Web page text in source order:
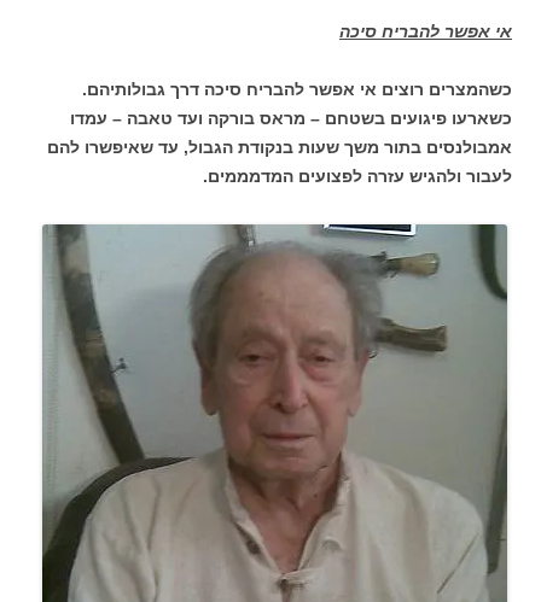
אי אפשר להבריח סיכה
כשהמצרים רוצים אי אפשר להבריח סיכה דרך גבולותיהם.
כשארעו פיגועים בשטחם – מראס בורקה ועד טאבה – עמדו
אמבולנסים בתור משך שעות בנקודת הגבול, עד שאיפשרו להם
לעבור ולהגיש עזרה לפצועים המדמממים.